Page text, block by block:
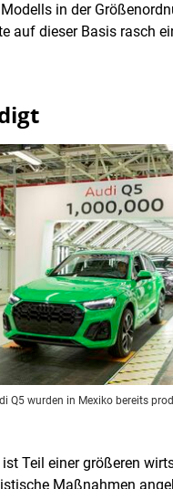
in der
dieser Basis rasch
Q5 wurden in Mexiko bereits
Teil einer größeren
Maßnahmen